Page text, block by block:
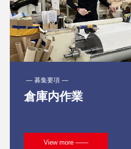
― 募集要項 ―
倉庫内作業
View more ――